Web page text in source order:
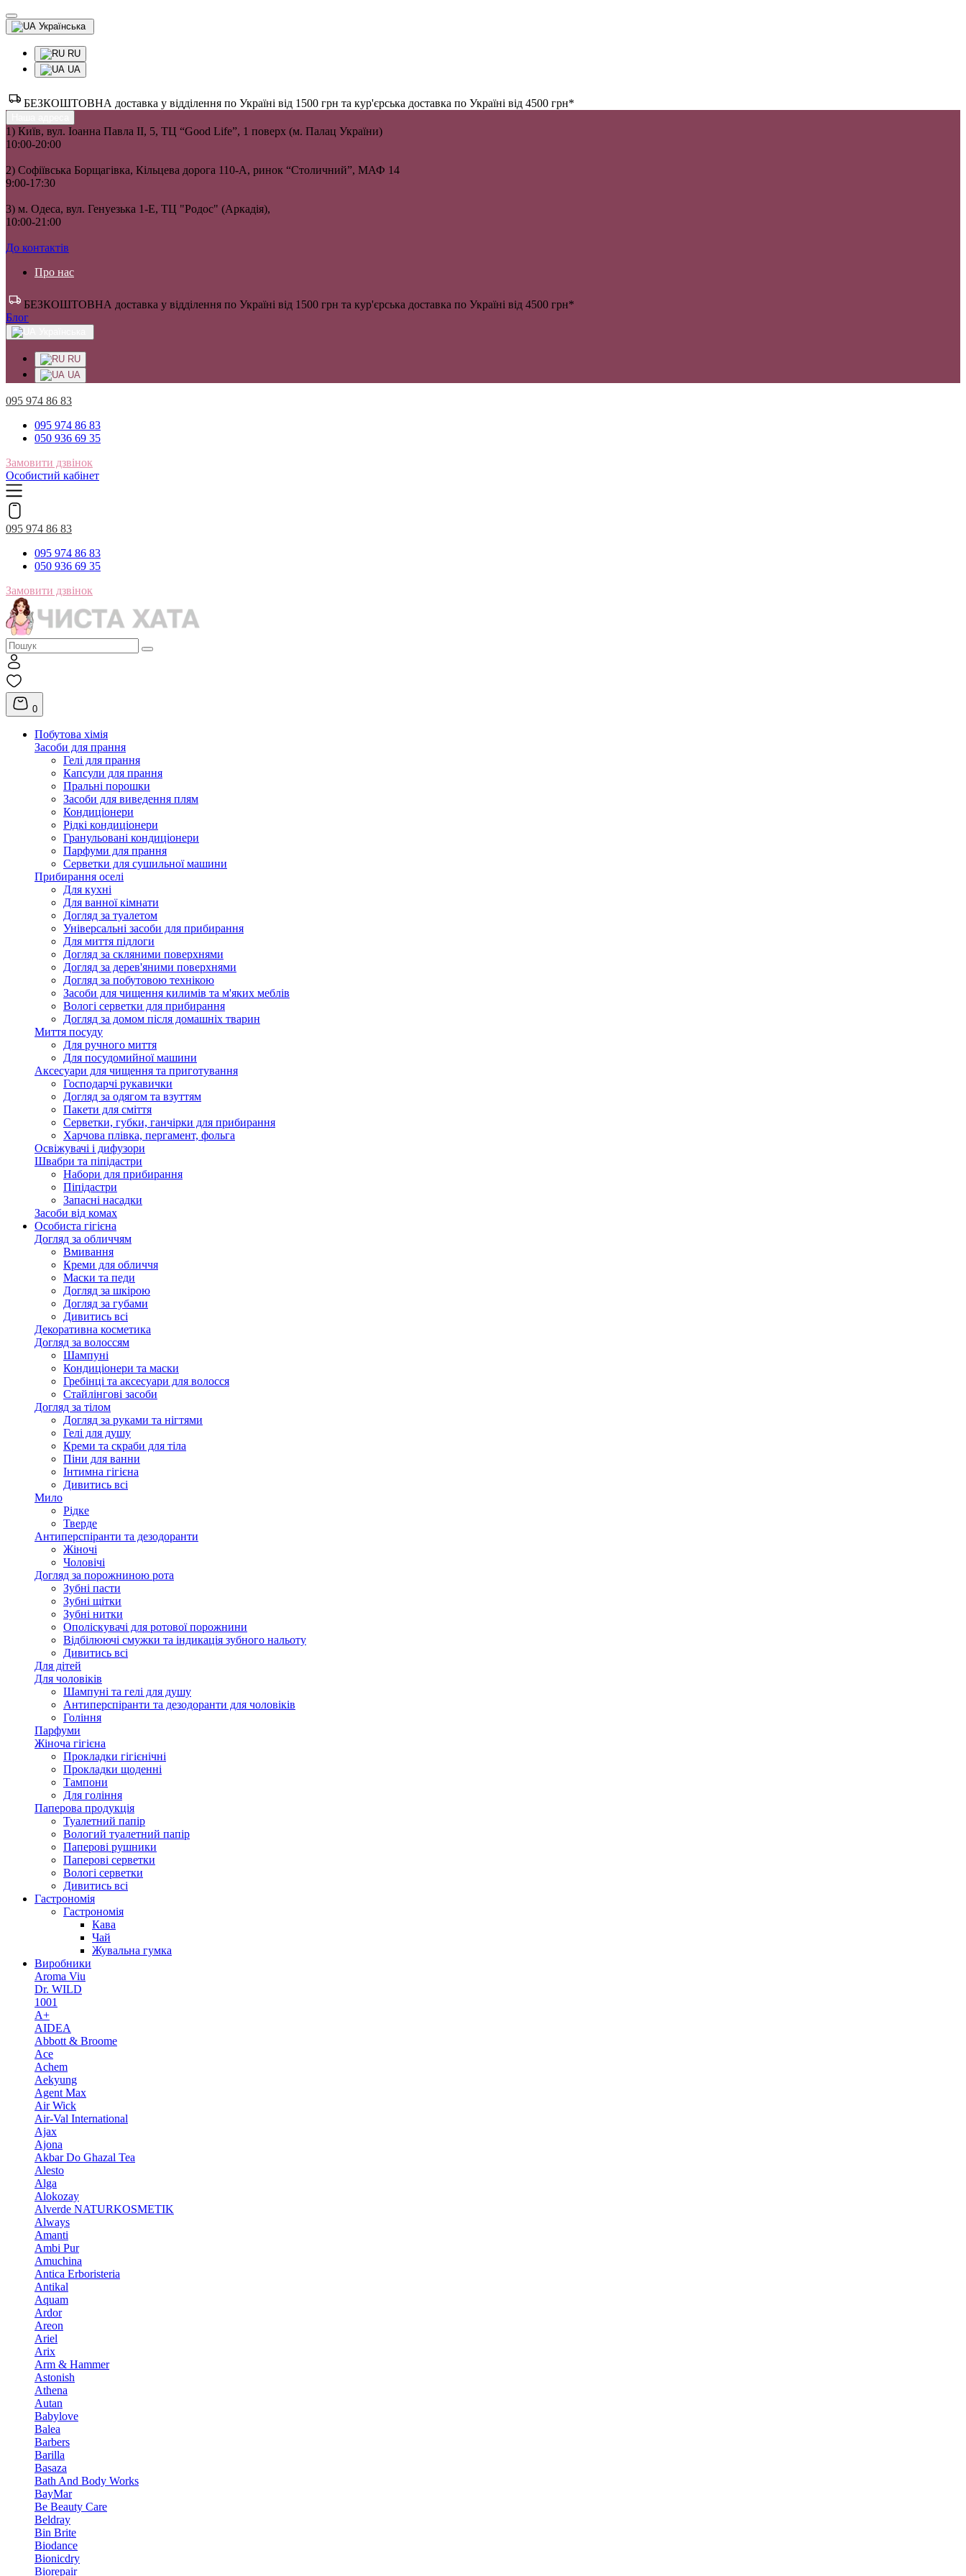
Українська
RU
UA
БЕЗКОШТОВНА доставка у відділення по Україні від 1500 грн та кур'єрська доставка по Україні від 4500 грн*
1) Київ, вул. Іоанна Павла II, 5, ТЦ “Good Life”, 1 поверх (м. Палац України)
10:00-20:00
2) Софіївська Борщагівка, Кільцева дорога 110-А, ринок “Столичний”, МАФ 14
9:00-17:30
3) м. Одеса, вул. Генуезька 1-Е, ТЦ "Родос" (Аркадія),
10:00-21:00
До контактів
Про нас
БЕЗКОШТОВНА доставка у відділення по Україні від 1500 грн та кур'єрська доставка по Україні від 4500 грн*
Блог
RU
UA
095 974 86 83
095 974 86 83
050 936 69 35
Замовити дзвінок
Особистий кабінет
095 974 86 83
095 974 86 83
050 936 69 35
Замовити дзвінок
0
Побутова хімія
Засоби для прання
Гелі для прання
Капсули для прання
Пральні порошки
Засоби для виведення плям
Кондиціонери
Рідкі кондиціонери
Гранульовані кондиціонери
Парфуми для прання
Серветки для сушильної машини
Прибирання оселі
Для кухні
Для ванної кімнати
Догляд за туалетом
Універсальні засоби для прибирання
Для миття підлоги
Догляд за скляними поверхнями
Догляд за дерев'яними поверхнями
Догляд за побутовою технікою
Засоби для чищення килимів та м'яких меблів
Вологі серветки для прибирання
Догляд за домом після домашніх тварин
Миття посуду
Для ручного миття
Для посудомийної машини
Аксесуари для чищення та приготування
Господарчі рукавички
Догляд за одягом та взуттям
Пакети для сміття
Серветки, губки, ганчірки для прибирання
Харчова плівка, пергамент, фольга
Освіжувачі і дифузори
Швабри та піпідастри
Набори для прибирання
Піпідастри
Запасні насадки
Засоби від комах
Особиста гігієна
Догляд за обличчям
Вмивання
Креми для обличчя
Маски та педи
Догляд за шкірою
Догляд за губами
Дивитись всі
Декоративна косметика
Догляд за волоссям
Шампуні
Кондиціонери та маски
Гребінці та аксесуари для волосся
Стайлінгові засоби
Догляд за тілом
Догляд за руками та нігтями
Гелі для душу
Креми та скраби для тіла
Піни для ванни
Інтимна гігієна
Дивитись всі
Мило
Рідке
Тверде
Антиперспіранти та дезодоранти
Жіночі
Чоловічі
Догляд за порожниною рота
Зубні пасти
Зубні щітки
Зубні нитки
Ополіскувачі для ротової порожнини
Відбілюючі смужки та індикація зубного нальоту
Дивитись всі
Для дітей
Для чоловіків
Шампуні та гелі для душу
Антиперспіранти та дезодоранти для чоловіків
Гоління
Парфуми
Жіноча гігієна
Прокладки гігієнічні
Прокладки щоденні
Тампони
Для гоління
Паперова продукція
Туалетний папір
Вологий туалетний папір
Паперові рушники
Паперові серветки
Вологі серветки
Дивитись всі
Гастрономія
Гастрономія
Кава
Чай
Жувальна гумка
Виробники
Aroma Viu
Dr. WILD
1001
A+
AIDEA
Abbott & Broome
Ace
Achem
Aekyung
Agent Max
Air Wick
Air-Val International
Ajax
Ajona
Akbar Do Ghazal Tea
Alesto
Alga
Alokozay
Alverde NATURKOSMETIK
Always
Amanti
Ambi Pur
Amuchina
Antica Erboristeria
Antikal
Aquam
Ardor
Areon
Ariel
Arix
Arm & Hammer
Astonish
Athena
Autan
Babylove
Balea
Barbers
Barilla
Basaza
Bath And Body Works
BayMar
Be Beauty Care
Beldray
Bin Brite
Biodance
Bionicdry
Biorepair